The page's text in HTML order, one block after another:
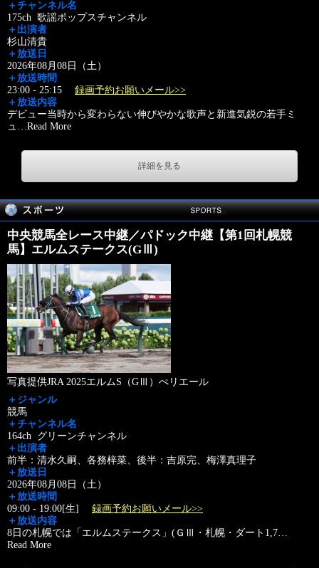
＋チャンネル名
175ch 歌謡ポップスチャンネル
＋出演者
杉山清貴
＋放送日
2026年08月08日（土）
＋放送時間
23:00 - 25:15 録画予約お願いメール>>
＋放送内容
デビュー当時から変わらない伸びやかな歌声と新進気鋭の若手ミ
ュ …Read More
詳細を見る
中央競馬全レース中継／パドック中継【第1回札幌競
馬】エルムステークス(GⅢ)
写真提供JRA 2025エルムS（GⅢ）ぺリエール
＋ジャンル
競馬
＋チャンネル名
164ch グリーンチャンネル
＋出演者
前半：清水久嗣、各務梓菜、後半：吉原完、梅澤真理子
＋放送日
2026年08月08日（土）
＋放送時間
09:00 - 19:00[生] 録画予約お願いメール>>
＋放送内容
8日の札幌では「エルムステークス」(ＧⅢ・札幌・ダート1,7…
Read More